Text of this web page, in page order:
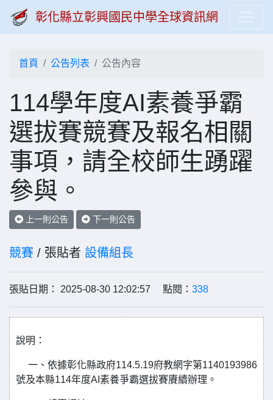
彰化縣立彰興國民中學全球資訊網
首頁 公告列表 公告內容
114學年度AI素養爭霸
選拔賽競賽及報名相關
事項，請全校師生踴躍
參與。
上一則公告 下一則公告
競賽 / 張貼者 設備組長
張貼日期： 2025-08-30 12:02:57 點閱： 338
說明：
一、依據彰化縣政府114.5.19府教網字第1140193986
號及本縣114年度AI素養爭霸選拔賽賡續辦理。